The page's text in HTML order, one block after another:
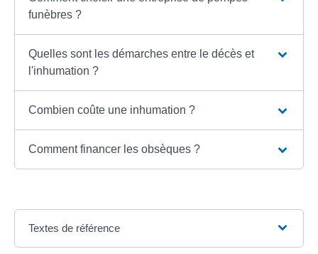
funèbres ?
Quelles sont les démarches entre le décès et
l'inhumation ?
Combien coûte une inhumation ?
Comment financer les obsèques ?
Textes de référence